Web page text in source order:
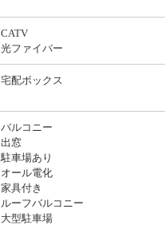
CATV
光ファイバー
宅配ボックス
バルコニー
出窓
駐車場あり
オール電化
家具付き
ルーフバルコニー
大型駐車場